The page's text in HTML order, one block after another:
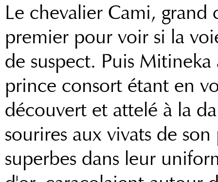
Le chevalier Cami, grand
premier pour voir si la
de suspect. Puis
prince consort étant en
découvert et attelé à la
sourires aux vivats de
superbes dans leur